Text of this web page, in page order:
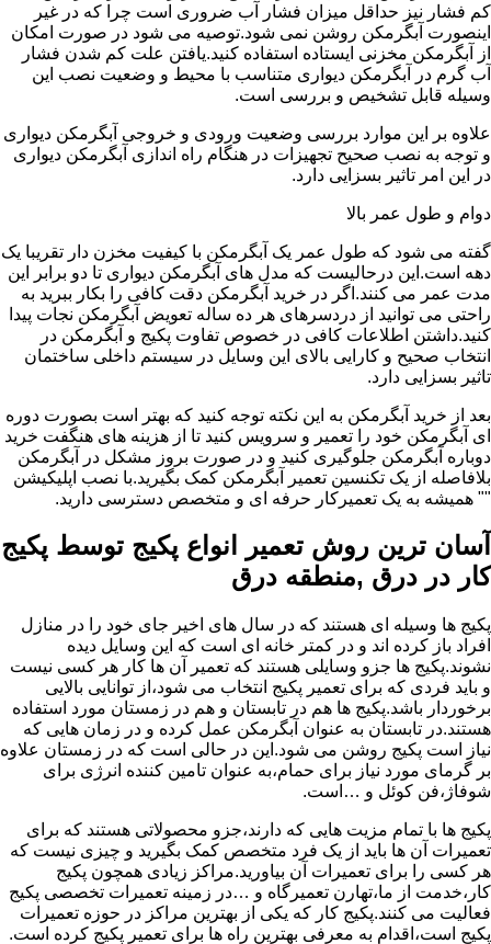
کم فشار نیز حداقل میزان فشار آب ضروری است چرا که در غیر
اینصورت آبگرمکن روشن نمی شود.توصیه می شود در صورت امکان
از آبگرمکن مخزنی ایستاده استفاده کنید.یافتن علت کم شدن فشار
آب گرم در آبگرمکن دیواری متناسب با محیط و وضعیت نصب این
وسیله قابل تشخیص و بررسی است.
علاوه بر این موارد بررسی وضعیت ورودی و خروجی آبگرمکن دیواری
و توجه به نصب صحیح تجهیزات در هنگام راه اندازی آبگرمکن دیواری
در این امر تاثیر بسزایی دارد.
دوام و طول عمر بالا
گفته می شود که طول عمر یک آبگرمکن با کیفیت مخزن دار تقریبا یک
دهه است.این درحالیست که مدل های آبگرمکن دیواری تا دو برابر این
مدت عمر می کنند.اگر در خرید آبگرمکن دقت کافی را بکار ببرید به
راحتی می توانید از دردسرهای هر ده ساله تعویض آبگرمکن نجات پیدا
کنید.داشتن اطلاعات کافی در خصوص تفاوت پکیج و آبگرمکن در
انتخاب صحیح و کارایی بالای این وسایل در سیستم داخلی ساختمان
تاثیر بسزایی دارد.
بعد از خرید آبگرمکن به این نکته توجه کنید که بهتر است بصورت دوره
ای آبگرمکن خود را تعمیر و سرویس کنید تا از هزینه های هنگفت خرید
دوباره آبگرمکن جلوگیری کنید و در صورت بروز مشکل در آبگرمکن
بلافاصله از یک تکنسین تعمیر آبگرمکن کمک بگیرید.با نصب اپلیکیشن
"" همیشه به یک تعمیرکار حرفه ای و متخصص دسترسی دارید.
آسان ترین روش تعمیر انواع پکیج توسط پکیج
کار در درق ,منطقه درق
پکیج ها وسیله ای هستند که در سال های اخیر جای خود را در منازل
افراد باز کرده اند و در کمتر خانه ای است که این وسایل دیده
نشوند.پکیج ها جزو وسایلی هستند که تعمیر آن ها کار هر کسی نیست
و باید فردی که برای تعمیر پکیج انتخاب می شود،از توانایی بالایی
برخوردار باشد.پکیج ها هم در تابستان و هم در زمستان مورد استفاده
هستند.در تابستان به عنوان آبگرمکن عمل کرده و در زمان هایی که
نیاز است پکیج روشن می شود.این در حالی است که در زمستان علاوه
بر گرمای مورد نیاز برای حمام،به عنوان تامین کننده انرژی برای
شوفاژ،فن کوئل و …است.
پکیج ها با تمام مزیت هایی که دارند،جزو محصولاتی هستند که برای
تعمیرات آن ها باید از یک فرد متخصص کمک بگیرید و چیزی نیست که
هر کسی را برای تعمیرات آن بیاورید.مراکز زیادی همچون پکیج
کار،خدمت از ما،تهارن تعمیرگاه و …در زمینه تعمیرات تخصصی پکیج
فعالیت می کنند.پکیج کار که یکی از بهترین مراکز در حوزه تعمیرات
پکیج است،اقدام به معرفی بهترین راه ها برای تعمیر پکیج کرده است.